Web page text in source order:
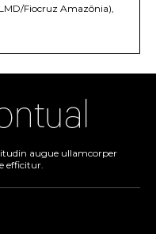
Fiocruz Amazônia),
augue ullamcorper
efficitur.